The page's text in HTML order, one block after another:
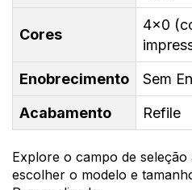
Cores
4x0
Enobrecimento
Sem
Acabamento
Refile
Explore o campo de
escolher o modelo e